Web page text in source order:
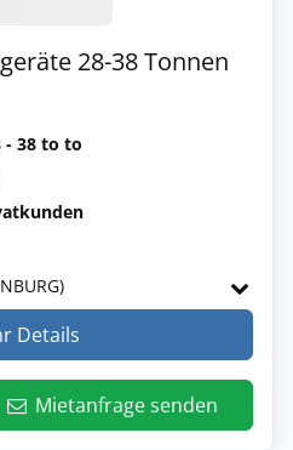
28-38 Tonnen
- 38 to to
Details
Mietanfrage senden